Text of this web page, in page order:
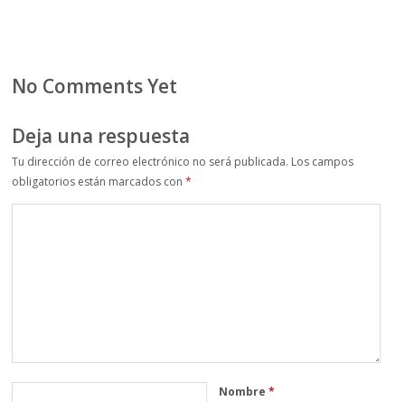
No Comments Yet
Deja una respuesta
Tu dirección de correo electrónico no será publicada. Los campos
obligatorios están marcados con*
Nombre*